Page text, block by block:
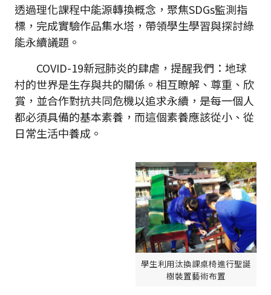
透過理化課程中能源轉換概念，聚焦SDGs監測指
標，完成實驗作品集水塔，帶領學生學習與探討綠
能永續議題。
COVID-19新冠肺炎的肆虐，提醒我們：地球
村的世界是生存與共的關係。相互瞭解、尊重、欣
賞，並合作對抗共同危機以追求永續，是每一個人
都必須具備的基本素養，而這個素養應該從小、從
日常生活中養成。
學生利用汰換課桌椅進行聖誕
樹裝置藝術布置